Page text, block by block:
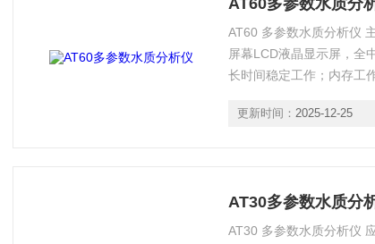
AT60多参数水质分
AT60 多参数水质分析仪
屏幕LCD液晶显示屏，全
长时间稳定工作；内存工
更新时间： 2025-12-25
AT30多参数水质分
AT30 多参数水质分析仪